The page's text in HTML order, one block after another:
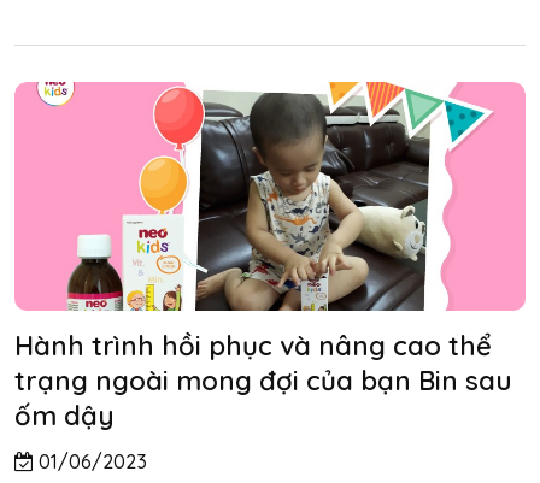
Hành trình hồi phục và nâng cao thể
trạng ngoài mong đợi của bạn Bin sau
ốm dậy
01/06/2023